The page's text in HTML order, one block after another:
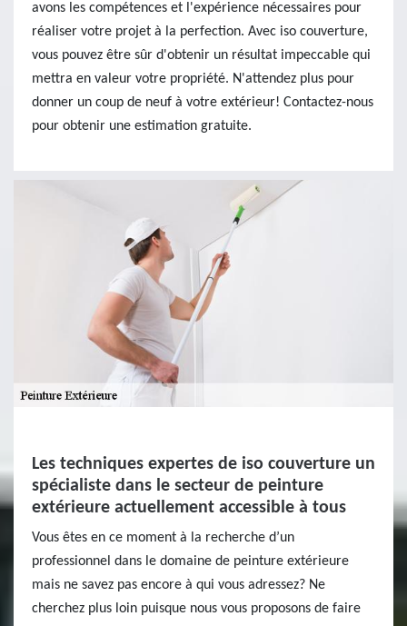
avons les compétences et l'expérience nécessaires pour
réaliser votre projet à la perfection. Avec iso couverture,
vous pouvez être sûr d'obtenir un résultat impeccable qui
mettra en valeur votre propriété. N'attendez plus pour
donner un coup de neuf à votre extérieur! Contactez-nous
pour obtenir une estimation gratuite.
Les techniques expertes de iso couverture un
spécialiste dans le secteur de peinture
extérieure actuellement accessible à tous
Vous êtes en ce moment à la recherche d’un
professionnel dans le domaine de peinture extérieure
mais ne savez pas encore à qui vous adressez? Ne
cherchez plus loin puisque nous vous proposons de faire